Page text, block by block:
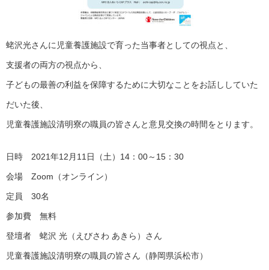
蛯沢光さんに児童養護施設で育った当事者としての視点と、
支援者の両方の視点から、
子どもの最善の利益を保障するために大切なことをお話ししていた
だいた後、
児童養護施設清明寮の職員の皆さんと意見交換の時間をとります。
日時 2021年12月11日（土）14：00～15：30
会場 Zoom（オンライン）
定員 30名
参加費 無料
登壇者 蛯沢 光（えびさわ あきら）さん
児童養護施設清明寮の職員の皆さん（静岡県浜松市）